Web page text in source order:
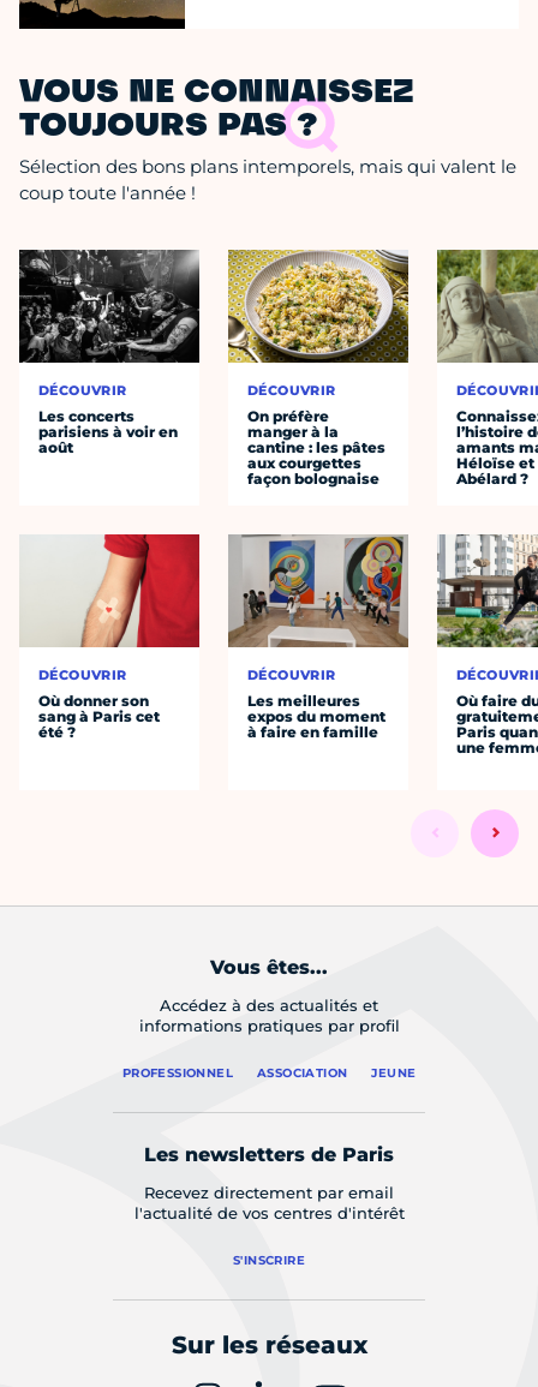
VOUS NE CONNAISSEZ
TOUJOURS PAS ?
Sélection des bons plans intemporels, mais qui valent le
coup toute l'année !
DÉCOUVRIR
Les concerts
parisiens à voir en
août
DÉCOUVRIR
Où donner son
sang à Paris cet
été ?
DÉCOUVRIR
On préfère
manger à la
cantine : les pâtes
aux courgettes
façon bolognaise
DÉCOUVRIR
Les meilleures
expos du moment
à faire en famille
l’histoire
amants
Héloïse et
Abélard ?
Où faire
Paris
une
Vous êtes...
Accédez à des actualités et
informations pratiques par profil
PROFESSIONNEL ASSOCIATION JEUNE
Les newsletters de Paris
Recevez directement par email
l'actualité de vos centres d'intérêt
S'INSCRIRE
Sur les réseaux